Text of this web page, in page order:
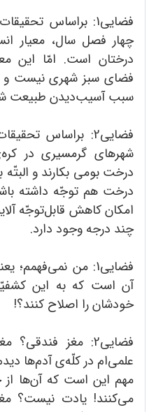
فضایی1: براساس
چهار فصل سال، معیار
درختان است. امّا این
فضای سبز شهری نیست و
سبب آسیب‌دیدن طبیعت
فضایی2: براساس
شهرهای گرمسیری در
درخت بومی بکارند و
درخت هم توجّه داشته
امکان کاهش قابل‌توجّه
چند درجه وجود دارد.
فضایی1: من
آن است که به این
خودشان را اصلاح کنند؟!
فضایی2: مغز
علمی‌ام در کلّه‌ی آدم‌ها
مهم این است که آن‌ها از
می‌کنند! یادت نیست؟